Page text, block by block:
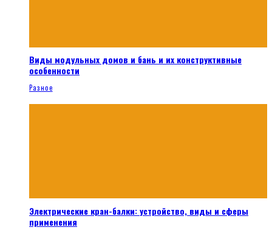
Виды модульных домов и бань и их конструктивные
особенности
Разное
Электрические кран-балки: устройство, виды и сферы
применения